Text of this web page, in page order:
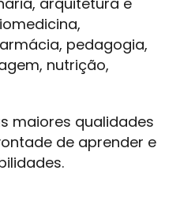
pedagogia,
nutrição,
maiores qualidades
de aprender e